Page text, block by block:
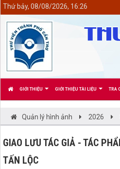
GIỚI THIỆU GIỚI THIỆU TÀI LIỆU TRA
Thứ bảy, 08/08/2026, 16:26
Quản lý hình ảnh 2026
GIAO LƯU TÁC GIẢ - TÁC
TẤN LỘC
<